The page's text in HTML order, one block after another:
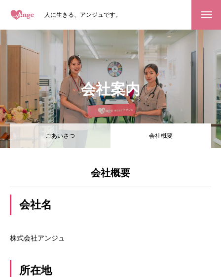
人に生きる、アンジュです。
サービス・施設
デイサービス
訪問介護
福祉用具販売／レンタル
会社案内
リクルート情報
採用エントリー
会社案内
ごあいさつ 会社概要
会社概要
会社名
株式会社アンジュ
所在地